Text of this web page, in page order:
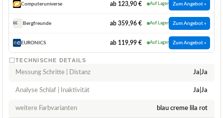
Computeruniverse ab 123,90 € Auf Lager Zum Angebot »
BE Bergfreunde ab 359,96 € Auf Lager Zum Angebot »
EURONICS ab 119,99 € Auf Lager Zum Angebot »
TECHNISCHE DETAILS
Messung Schritte | Distanz Ja|Ja
Analyse Schlaf | Inaktivität Ja|Ja
weitere Farbvarianten blau creme lila rot